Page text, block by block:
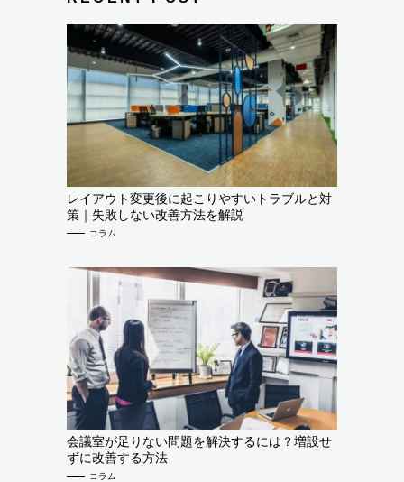
レイアウト変更後に起こりやすいトラブルと対
策｜失敗しない改善方法を解説
コラム
会議室が足りない問題を解決するには？増設せ
ずに改善する方法
コラム